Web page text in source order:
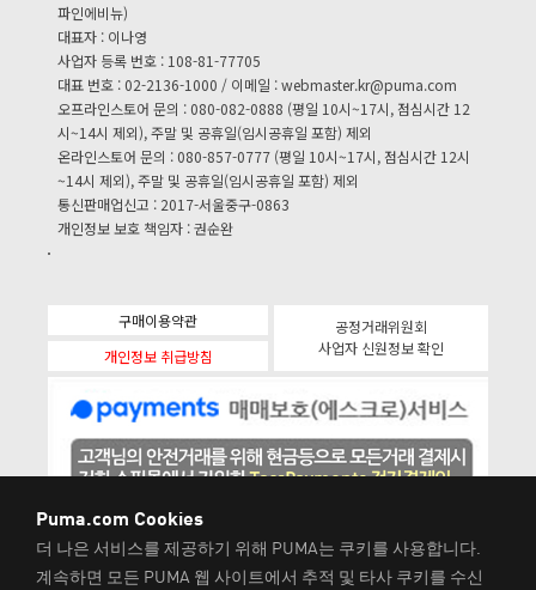
파인에비뉴)
대표자 : 이나영
사업자 등록 번호 : 108-81-77705
대표 번호 : 02-2136-1000 / 이메일 :webmaster.kr@puma.com
오프라인스토어 문의 : 080-082-0888 (평일 10시~17시, 점심시간 12
시~14시 제외), 주말 및 공휴일(임시공휴일 포함) 제외
온라인스토어 문의 : 080-857-0777 (평일 10시~17시, 점심시간 12시
~14시 제외), 주말 및 공휴일(임시공휴일 포함) 제외
통신판매업신고 : 2017-서울중구-0863
개인정보 보호 책임자 : 권순완
구매이용약관
개인정보 취급방침
공정거래위원회
사업자 신원정보 확인